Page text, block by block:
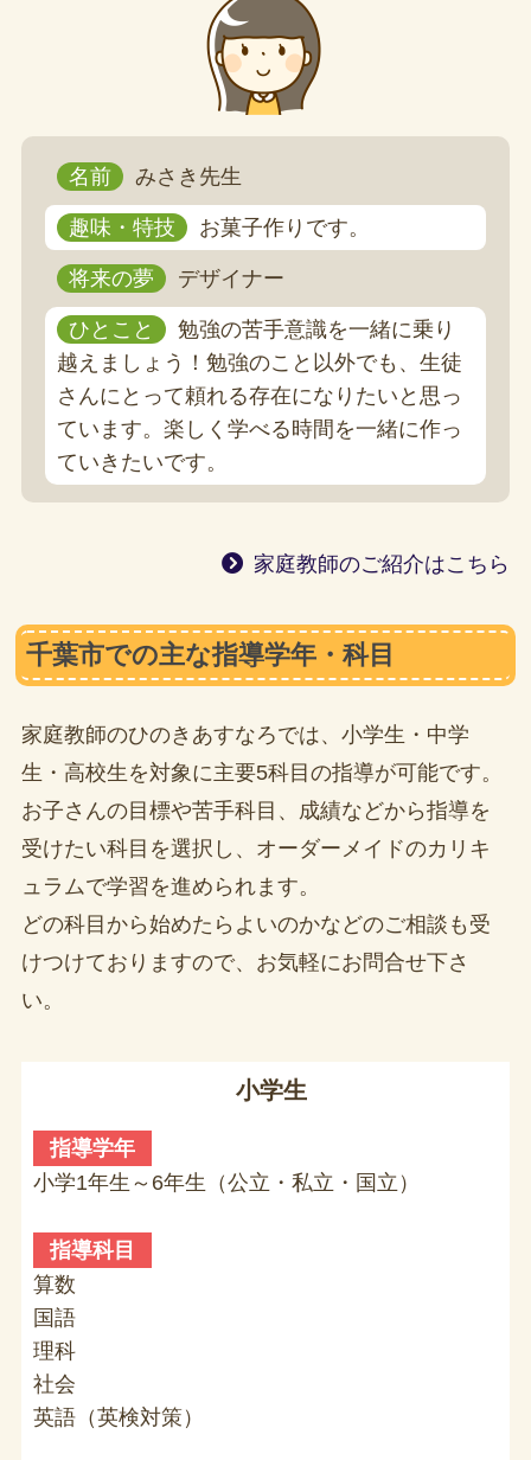
名前 みさき先生
趣味・特技 お菓子作りです。
将来の夢 デザイナー
ひとこと
勉強の苦手意識を一緒に乗り
越えましょう！勉強のこと以外でも、生徒
さんにとって頼れる存在になりたいと思っ
ています。楽しく学べる時間を一緒に作っ
ていきたいです。
家庭教師のご紹介はこちら
千葉市での主な指導学年・科目
家庭教師のひのきあすなろでは、小学生・中学
生・高校生を対象に主要5科目の指導が可能です。
お子さんの目標や苦手科目、成績などから指導を
受けたい科目を選択し、オーダーメイドのカリキ
ュラムで学習を進められます。
どの科目から始めたらよいのかなどのご相談も受
けつけておりますので、お気軽にお問合せ下さ
い。
小学生
指導学年
小学1年生～6年生（公立・私立・国立）
指導科目
算数
国語
理科
社会
英語（英検対策）